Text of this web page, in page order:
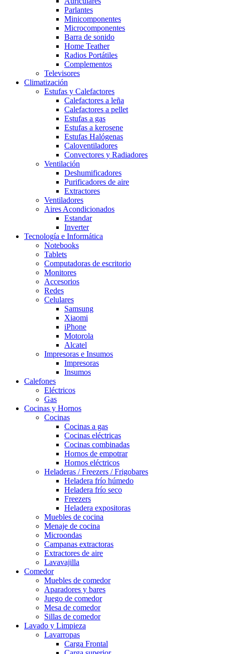
Parlantes
Minicomponentes
Microcomponentes
Barra de sonido
Home Teather
Radios Portátiles
Complementos
Televisores
Climatización
Estufas y Calefactores
Calefactores a leña
Calefactores a pellet
Estufas a gas
Estufas a kerosene
Estufas Halógenas
Caloventiladores
Convectores y Radiadores
Ventilación
Deshumificadores
Purificadores de aire
Extractores
Ventiladores
Aires Acondicionados
Estandar
Inverter
Tecnología e Informática
Notebooks
Tablets
Computadoras de escritorio
Monitores
Accesorios
Redes
Celulares
Samsung
Xiaomi
iPhone
Motorola
Alcatel
Impresoras e Insumos
Impresoras
Insumos
Calefones
Eléctricos
Gas
Cocinas y Hornos
Cocinas
Cocinas a gas
Cocinas eléctricas
Cocinas combinadas
Hornos de empotrar
Hornos eléctricos
Heladeras / Freezers / Frigobares
Heladera frío húmedo
Heladera frío seco
Freezers
Heladera expositoras
Muebles de cocina
Menaje de cocina
Microondas
Campanas extractoras
Extractores de aire
Lavavajilla
Comedor
Muebles de comedor
Aparadores y bares
Juego de comedor
Mesa de comedor
Sillas de comedor
Lavado y Limpieza
Lavarropas
Carga Frontal